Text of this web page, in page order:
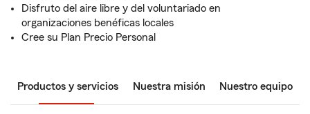
Disfruto del aire libre y del voluntariado en
organizaciones benéficas locales
Cree su Plan Precio Personal
Productos y servicios Nuestra misión Nuestro equipo